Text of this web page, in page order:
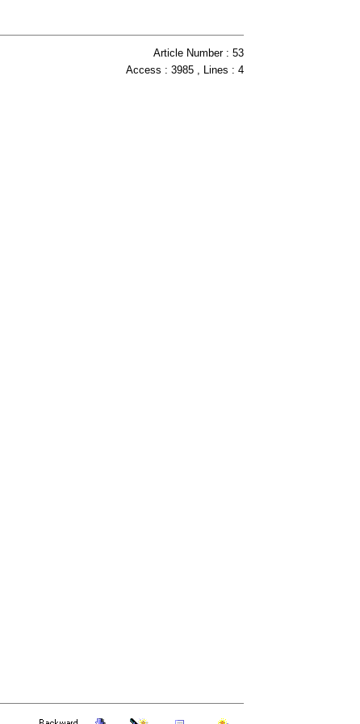
Article Number : 53
Access : 3985 , Lines : 4